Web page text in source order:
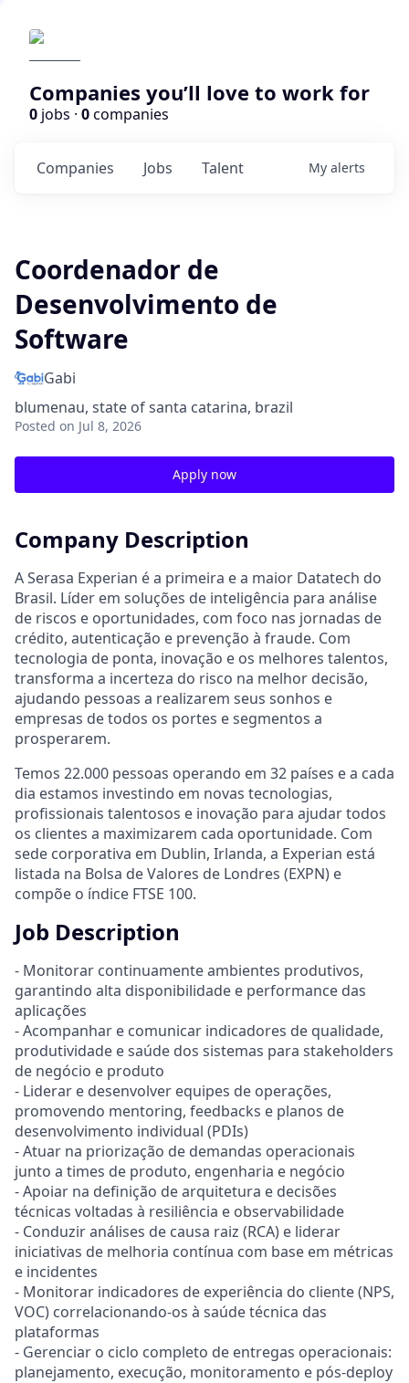
Companies you’ll love to work for
0 jobs · 0companies
Jobs
Companies Talent My alerts
Coordenador de
Desenvolvimento de
Software
Gabi
blumenau, state of santa catarina, brazil
Posted on Jul 8, 2026
Apply now
Company Description
A Serasa Experian é a primeira e a maior Datatech do
Brasil. Líder em soluções de inteligência para análise
de riscos e oportunidades, com foco nas jornadas de
crédito, autenticação e prevenção à fraude. Com
tecnologia de ponta, inovação e os melhores talentos,
transforma a incerteza do risco na melhor decisão,
ajudando pessoas a realizarem seus sonhos e
empresas de todos os portes e segmentos a
prosperarem.
Temos 22.000 pessoas operando em 32 países e a cada
dia estamos investindo em novas tecnologias,
profissionais talentosos e inovação para ajudar todos
os clientes a maximizarem cada oportunidade. Com
sede corporativa em Dublin, Irlanda, a Experian está
listada na Bolsa de Valores de Londres (EXPN) e
compõe o índice FTSE 100.
Job Description
- Monitorar continuamente ambientes produtivos,
garantindo alta disponibilidade e performance das
aplicações
- Acompanhar e comunicar indicadores de qualidade,
produtividade e saúde dos sistemas para stakeholders
de negócio e produto
- Liderar e desenvolver equipes de operações,
promovendo mentoring, feedbacks e planos de
desenvolvimento individual (PDIs)
- Atuar na priorização de demandas operacionais
junto a times de produto, engenharia e negócio
- Apoiar na definição de arquitetura e decisões
técnicas voltadas à resiliência e observabilidade
- Conduzir análises de causa raiz (RCA) e liderar
iniciativas de melhoria contínua com base em métricas
e incidentes
- Monitorar indicadores de experiência do cliente (NPS,
VOC) correlacionando-os à saúde técnica das
plataformas
- Gerenciar o ciclo completo de entregas operacionais:
planejamento, execução, monitoramento e pós-deploy